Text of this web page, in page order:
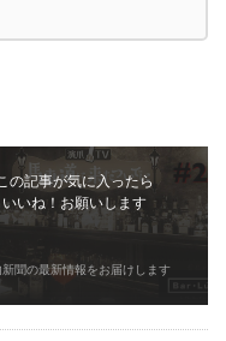
の記事が気に入ったら
いいね！お願いします
聞の最新情報をお届けします